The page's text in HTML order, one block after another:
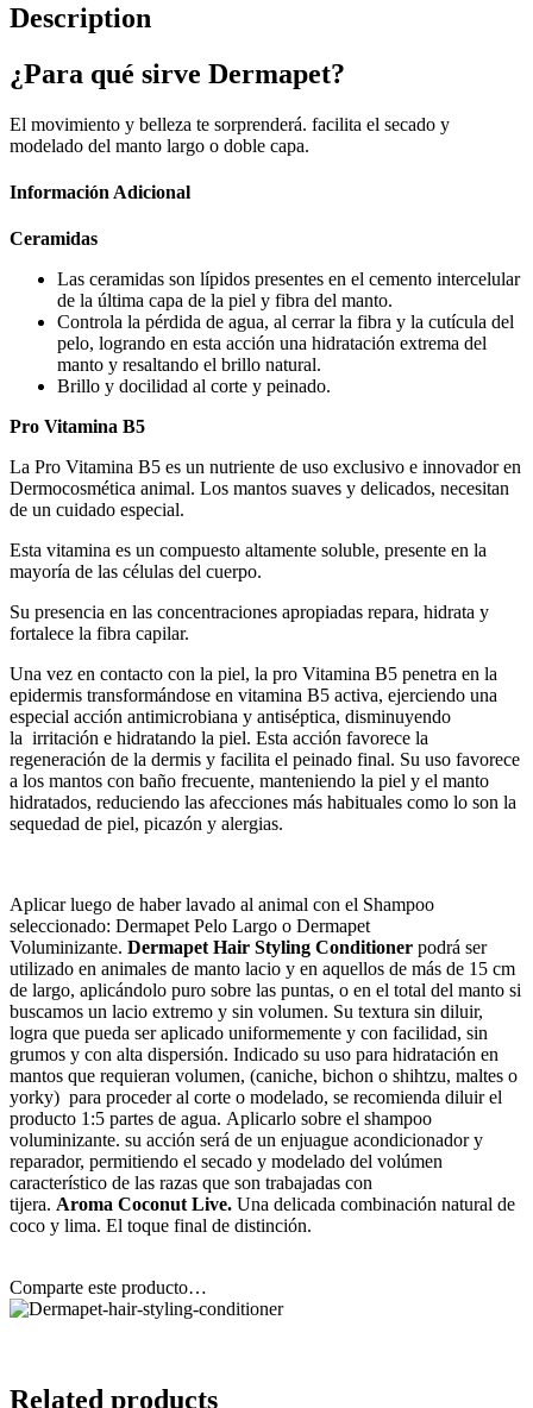
Description
¿Para qué sirve Dermapet?
El movimiento y belleza te sorprenderá. facilita el secado y
modelado del manto largo o doble capa.
Información Adicional
Ceramidas
Las ceramidas son lípidos presentes en el cemento intercelular
de la última capa de la piel y fibra del manto.
Controla la pérdida de agua, al cerrar la fibra y la cutícula del
pelo, logrando en esta acción una hidratación extrema del
manto y resaltando el brillo natural.
Brillo y docilidad al corte y peinado.
Pro Vitamina B5
La Pro Vitamina B5 es un nutriente de uso exclusivo e innovador en
Dermocosmética animal. Los mantos suaves y delicados, necesitan
de un cuidado especial.
Esta vitamina es un compuesto altamente soluble, presente en la
mayoría de las células del cuerpo.
Su presencia en las concentraciones apropiadas repara, hidrata y
fortalece la fibra capilar.
Una vez en contacto con la piel, la pro Vitamina B5 penetra en la
epidermis transformándose en vitamina B5 activa, ejerciendo una
especial acción antimicrobiana y antiséptica, disminuyendo
la irritación e hidratando la piel. Esta acción favorece la
regeneración de la dermis y facilita el peinado final. Su uso favorece
a los mantos con baño frecuente, manteniendo la piel y el manto
hidratados, reduciendo las afecciones más habituales como lo son la
sequedad de piel, picazón y alergias.
Aplicar luego de haber lavado al animal con el Shampoo
seleccionado: Dermapet Pelo Largo o Dermapet
Voluminizante. Dermapet Hair Styling Conditioner podrá ser
utilizado en animales de manto lacio y en aquellos de más de 15 cm
de largo, aplicándolo puro sobre las puntas, o en el total del manto si
buscamos un lacio extremo y sin volumen. Su textura sin diluir,
logra que pueda ser aplicado uniformemente y con facilidad, sin
grumos y con alta dispersión. Indicado su uso para hidratación en
mantos que requieran volumen, (caniche, bichon o shihtzu, maltes o
yorky) para proceder al corte o modelado, se recomienda diluir el
producto 1:5 partes de agua. Aplicarlo sobre el shampoo
voluminizante. su acción será de un enjuague acondicionador y
reparador, permitiendo el secado y modelado del volúmen
característico de las razas que son trabajadas con
tijera. Aroma Coconut Live. Una delicada combinación natural de
coco y lima. El toque final de distinción.
Comparte este producto…
Related products